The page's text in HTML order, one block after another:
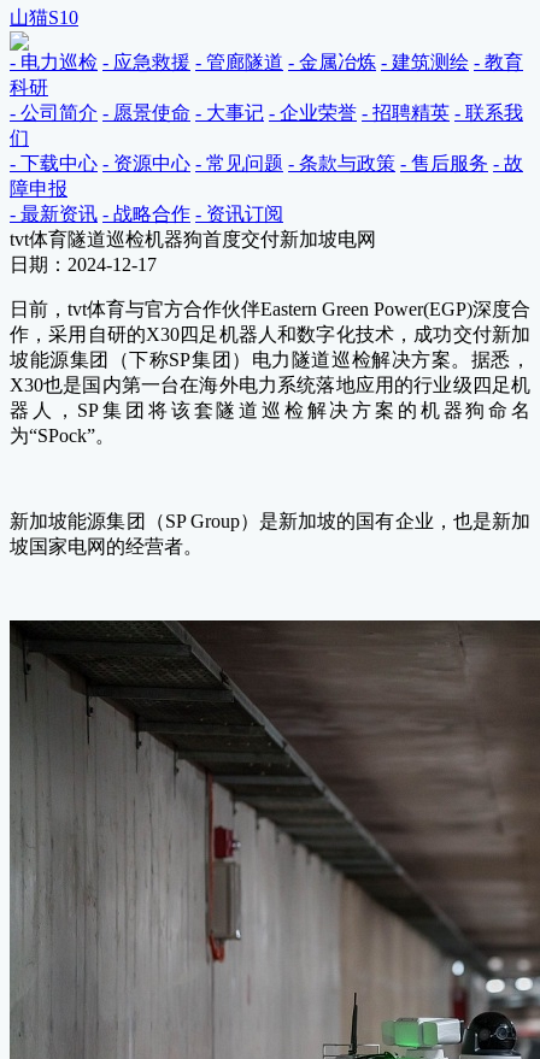
山猫S10
- 电力巡检 - 应急救援 - 管廊隧道 - 金属冶炼 - 建筑测绘 - 教育
科研
- 公司简介 - 愿景使命 - 大事记 - 企业荣誉 - 招聘精英 - 联系我
们
- 下载中心 - 资源中心 - 常见问题 - 条款与政策 - 售后服务 - 故
障申报
- 最新资讯 - 战略合作 - 资讯订阅
tvt体育隧道巡检机器狗首度交付新加坡电网
日期：2024-12-17
日前，tvt体育与官方合作伙伴Eastern Green Power(EGP)深度合
作，采用自研的X30四足机器人和数字化技术，成功交付新加
坡能源集团（下称SP集团）电力隧道巡检解决方案。据悉，
X30也是国内第一台在海外电力系统落地应用的行业级四足机
器人，SP集团将该套隧道巡检解决方案的机器狗命名
为“SPock”。
新加坡能源集团（SP Group）是新加坡的国有企业，也是新加
坡国家电网的经营者。